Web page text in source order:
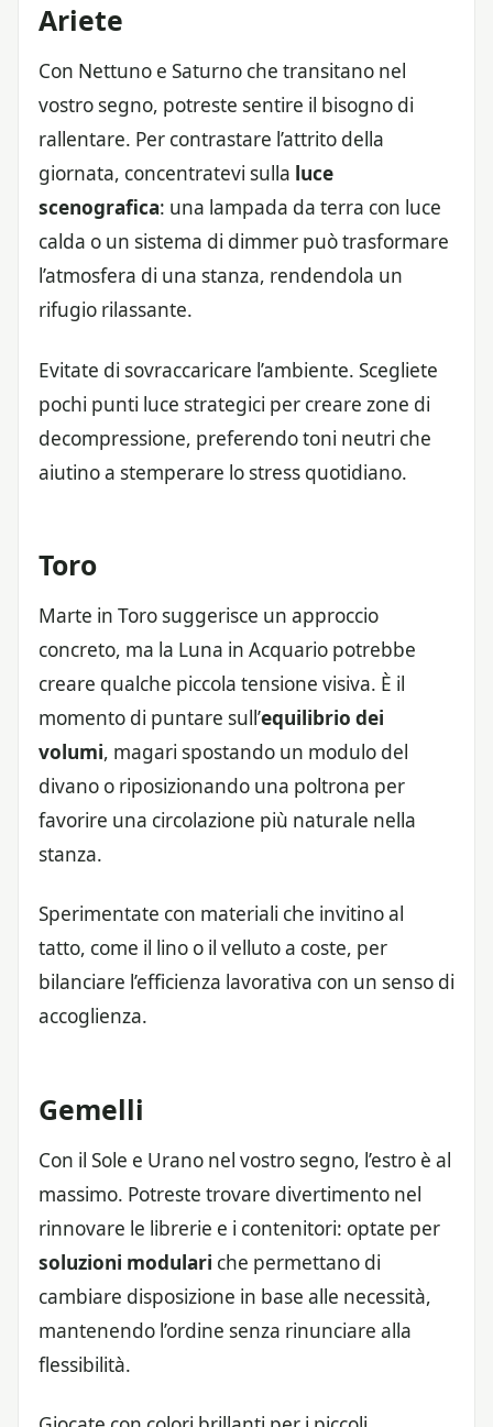
Ariete
Con Nettuno e Saturno che transitano nel
vostro segno, potreste sentire il bisogno di
rallentare. Per contrastare l’attrito della
giornata, concentratevi sulla luce
scenografica: una lampada da terra con luce
calda o un sistema di dimmer può trasformare
l’atmosfera di una stanza, rendendola un
rifugio rilassante.
Evitate di sovraccaricare l’ambiente. Scegliete
pochi punti luce strategici per creare zone di
decompressione, preferendo toni neutri che
aiutino a stemperare lo stress quotidiano.
Toro
Marte in Toro suggerisce un approccio
concreto, ma la Luna in Acquario potrebbe
creare qualche piccola tensione visiva. È il
momento di puntare sull’equilibrio dei
volumi, magari spostando un modulo del
divano o riposizionando una poltrona per
favorire una circolazione più naturale nella
stanza.
Sperimentate con materiali che invitino al
tatto, come il lino o il velluto a coste, per
bilanciare l’efficienza lavorativa con un senso di
accoglienza.
Gemelli
Con il Sole e Urano nel vostro segno, l’estro è al
massimo. Potreste trovare divertimento nel
rinnovare le librerie e i contenitori: optate per
soluzioni modulari che permettano di
cambiare disposizione in base alle necessità,
mantenendo l’ordine senza rinunciare alla
flessibilità.